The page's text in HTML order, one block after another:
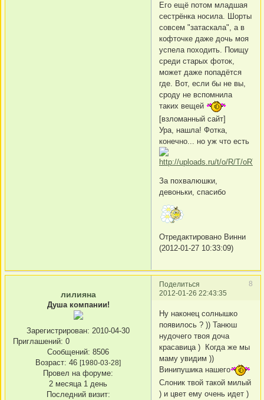
Его ещё потом младшая
сестрёнка носила. Шорты
совсем "затаскала", а в
кофточке даже дочь моя
успела походить. Поищу
среди старых фоток,
может даже попадётся
где. Вот, если бы не вы,
сроду не вспомнила
таких вещей
[взломанный сайт]
Ура, нашла! Фотка,
конечно... но уж что есть
За похвалюшки,
девоньки, спасибо
Отредактировано Винни
(2012-01-27 10:33:09)
Поделиться
8
2012-01-26 22:43:35
лилияна
Душа компании!
Зарегистрирован: 2010-04-30
Приглашений: 0
Сообщений: 8506
Возраст: 46 [1980-03-28]
Провел на форуме:
2 месяца 1 день
Последний визит:
Ну наконец солнышко
появилось ? )) Танюш
нудочего твоя доча
красавица ) Когда же мы
маму увидим ))
Винипушика нашего
Слоник твой такой милый
) и цвет ему очень идет )